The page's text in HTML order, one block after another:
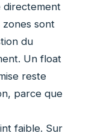
directement
zones sont
du
Un float
reste
parce que
faible. Sur